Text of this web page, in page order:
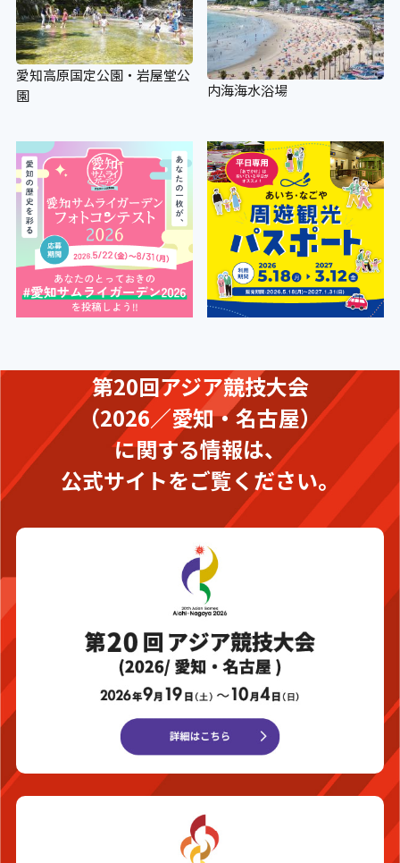
愛知高原国定公園・岩屋堂公
園
内海海水浴場
第20回アジア競技大会
（2026／愛知・名古屋）
に関する情報は、
公式サイトをご覧ください。